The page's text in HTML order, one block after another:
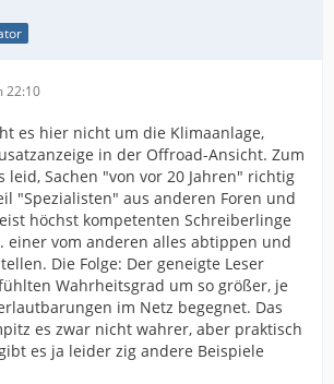
22:10
es hier nicht um die Klimaanlage,
in der Offroad-Ansicht. Zum
leid, Sachen "von vor 20 Jahren" richtig
"Spezialisten" aus anderen Foren und
höchst kompetenten Schreiberlinge
einer vom anderen alles abtippen und
Die Folge: Der geneigte Leser
Wahrheitsgrad um so größer, je
im Netz begegnet. Das
es zwar nicht wahrer, aber praktisch
es ja leider zig andere Beispiele